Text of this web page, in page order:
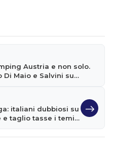
Austria e non solo.
Di Maio e Salvini su
italiani dubbiosi su
e taglio tasse i temi